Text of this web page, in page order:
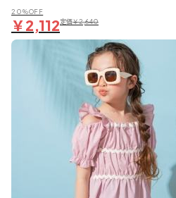
20％OFF
￥2,112定価￥2,640